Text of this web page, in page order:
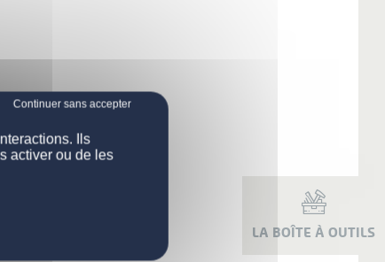
LA BOÎTE À OUTILS
Ils
activer ou de les